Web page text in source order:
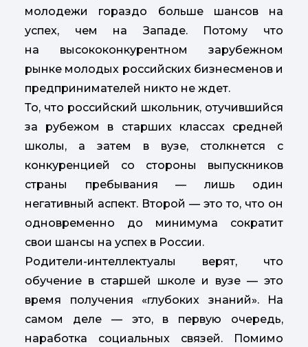
молодежи гораздо больше шансов на
успех, чем на Западе. Потому что
на
высококонкурентном зарубежном
рынке молодых российских бизнесменов и
предпринимателей никто не ждет.
То, что российский школьник, отучившийся
за рубежом в старших классах средней
школы, а затем в вузе, столкнется с
конкуренцией со стороны выпускников
страны пребывания — лишь один
негативный аспект. Второй — это то, что он
одновременно до минимума сократит
свои шансы на успех в России.
Родители-интеллектуалы верят, что
обучение в старшей школе и вузе — это
время получения «глубоких знаний». На
самом деле — это, в первую очередь,
наработка социальных связей. Помимо